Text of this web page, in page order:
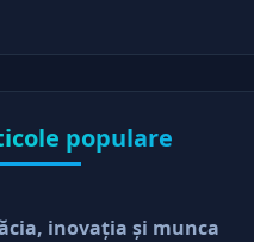
populare
inovaţia şi munca